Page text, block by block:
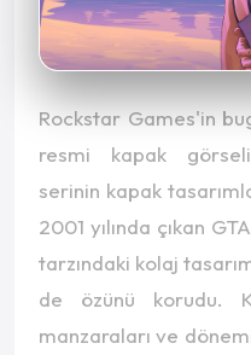
Rockstar Games'in
resmi kapak
serinin kapak
2001 yılında çıkan
tarzındaki kolaj
de özünü korudu.
manzaraları ve